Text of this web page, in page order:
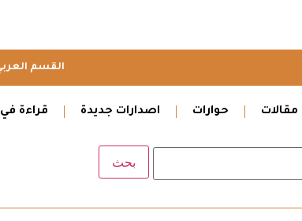
القسم
مقالات حوارات اصدارات جديدة قراءة